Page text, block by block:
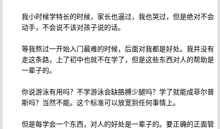
我小时候学特长的时候，家长也逼过，我也哭过，但是绝对不会
动手，不会说不该对孩子说的话。
等我熬过一开始入门最难的时候，后面对我都是好处。我并没有
走这条路，上了初中也就不在学了，但是这些东西对人的帮助是
一辈子的。
你说游泳有用吗？不学游泳会缺胳膊少腿吗？学了就能成菲尔普
斯吗？当然不能。这个标准可以放宽到任何事情上。
但是每学会一个东西，对人的好处是一辈子的。要正确的正面管